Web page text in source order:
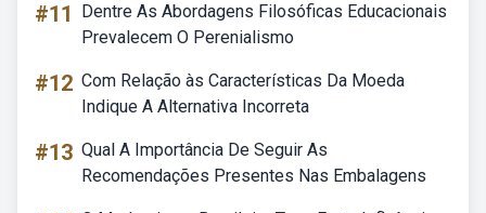
#11
Dentre As Abordagens Filosóficas Educacionais
Prevalecem O Perenialismo
#12 Com Relação às Características Da Moeda
Indique A Alternativa Incorreta
#13 Qual A Importância De Seguir As
Recomendações Presentes Nas Embalagens